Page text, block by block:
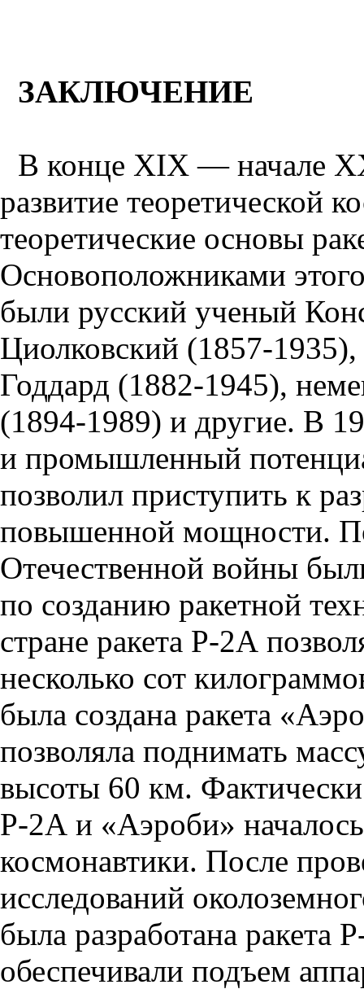
ЗАКЛЮЧЕНИЕ
В конце XIX — начале
развитие теоретической
теоретические основы
Основоположниками
были русский ученый
Циолковский (1857-
Годдард (1882-1945),
(1894-1989) и другие. В
и промышленный
позволил приступить к
повышенной мощности.
Отечественной войны
по созданию ракетной
стране ракета Р-2А
несколько сот
была создана ракета
позволяла поднимать
высоты 60 км. Фактически
Р-2А и «Аэроби»
космонавтики. После
исследований
была разработана ракета
обеспечивали подъем